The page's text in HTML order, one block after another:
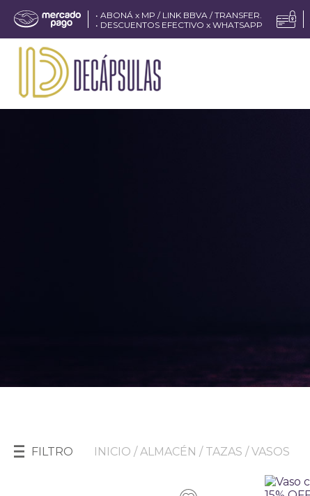
• ABONÁ x MP / LINK BBVA / TRANSFER.
• DESCUENTOS EFECTIVO x WHATSAPP
FILTRO INICIO /ALMACÉN / TAZAS / VASOS